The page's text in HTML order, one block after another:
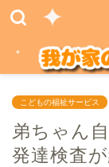
こどもの福祉サービス
弟ちゃん
発達検査